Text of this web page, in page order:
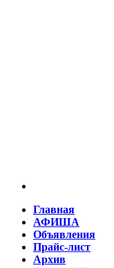
Главная
АФИША
Объявления
Прайс-лист
Архив